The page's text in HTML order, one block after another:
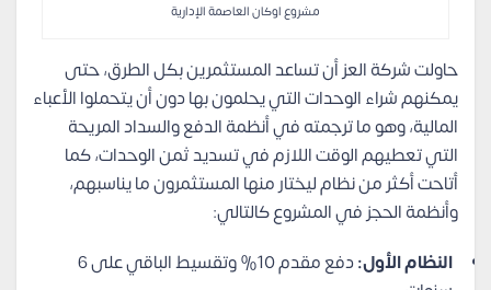
مشروع اوكان العاصمة الإدارية
حاولت شركة العز أن تساعد المستثمرين بكل الطرق، حتى
يمكنهم شراء الوحدات التي يحلمون بها دون أن يتحملوا الأعباء
المالية، وهو ما ترجمته في أنظمة الدفع والسداد المريحة
التي تعطيهم الوقت اللازم في تسديد ثمن الوحدات، كما
أتاحت أكثر من نظام ليختار منها المستثمرون ما يناسبهم،
وأنظمة الحجز في المشروع كالتالي:
النظام الأول:
دفع مقدم 10% وتقسيط الباقي على 6